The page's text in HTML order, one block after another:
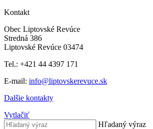
Kontakt
Obec Liptovské Revúce
Stredná 386
Liptovské Revúce 03474
Tel.: +421 44 4397 171
E-mail: info@liptovskerevuce.sk
Dalšie kontakty
Vytlačiť
Hľadaný výraz